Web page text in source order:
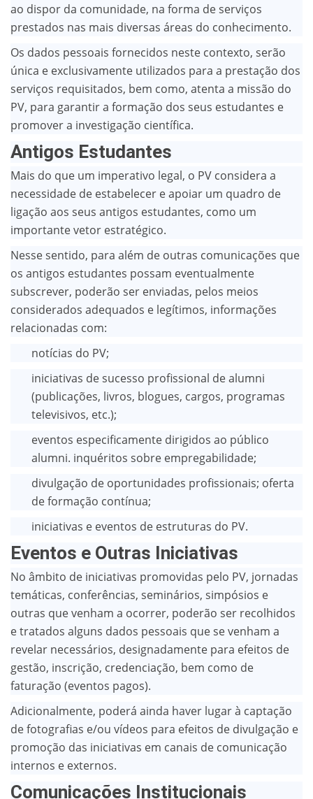
ao dispor da comunidade, na forma de serviços
prestados nas mais diversas áreas do conhecimento.
Os dados pessoais fornecidos neste contexto, serão
única e exclusivamente utilizados para a prestação dos
serviços requisitados, bem como, atenta a missão do
PV, para garantir a formação dos seus estudantes e
promover a investigação científica.
Antigos Estudantes
Mais do que um imperativo legal, o PV considera a
necessidade de estabelecer e apoiar um quadro de
ligação aos seus antigos estudantes, como um
importante vetor estratégico.
Nesse sentido, para além de outras comunicações que
os antigos estudantes possam eventualmente
subscrever, poderão ser enviadas, pelos meios
considerados adequados e legítimos, informações
relacionadas com:
notícias do PV;
iniciativas de sucesso profissional de alumni
(publicações, livros, blogues, cargos, programas
televisivos, etc.);
eventos especificamente dirigidos ao público
alumni. inquéritos sobre empregabilidade;
divulgação de oportunidades profissionais; oferta
de formação contínua;
iniciativas e eventos de estruturas do PV.
Eventos e Outras Iniciativas
No âmbito de iniciativas promovidas pelo PV, jornadas
temáticas, conferências, seminários, simpósios e
outras que venham a ocorrer, poderão ser recolhidos
e tratados alguns dados pessoais que se venham a
revelar necessários, designadamente para efeitos de
gestão, inscrição, credenciação, bem como de
faturação (eventos pagos).
Adicionalmente, poderá ainda haver lugar à captação
de fotografias e/ou vídeos para efeitos de divulgação e
promoção das iniciativas em canais de comunicação
internos e externos.
Comunicações Institucionais